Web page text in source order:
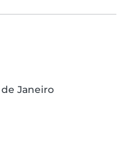
Janeiro